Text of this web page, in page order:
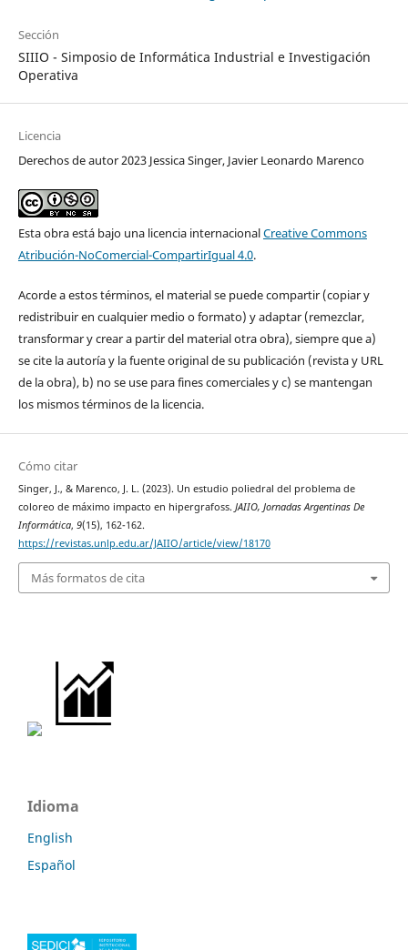
Sección
SIIIO - Simposio de Informática Industrial e Investigación
Operativa
Licencia
Derechos de autor 2023 Jessica Singer, Javier Leonardo Marenco
Esta obra está bajo una licencia internacionalCreative Commons
Atribución-NoComercial-CompartirIgual 4.0.
Acorde a estos términos, el material se puede compartir (copiar y
redistribuir en cualquier medio o formato) y adaptar (remezclar,
transformar y crear a partir del material otra obra), siempre que a)
se cite la autoría y la fuente original de su publicación (revista y URL
de la obra), b) no se use para fines comerciales y c) se mantengan
los mismos términos de la licencia.
Cómo citar
Singer, J., & Marenco, J. L. (2023). Un estudio poliedral del problema de
coloreo de máximo impacto en hipergrafoss. JAIIO, Jornadas Argentinas De
Informática, 9(15), 162-162.
https://revistas.unlp.edu.ar/JAIIO/article/view/18170
Más formatos de cita
Idioma
English
Español